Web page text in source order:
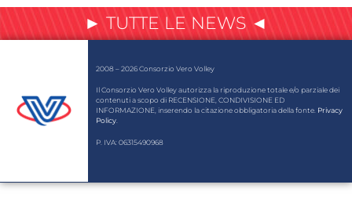
► TUTTE LE NEWS ◄
2008 – 2026 Consorzio Vero Volley
Il Consorzio Vero Volley autorizza la riproduzione totale e/o parziale dei
contenuti a scopo di RECENSIONE, CONDIVISIONE ED
INFORMAZIONE, inserendo la citazione obbligatoria della fonte. Privacy
Policy.
P. IVA: 06315490968